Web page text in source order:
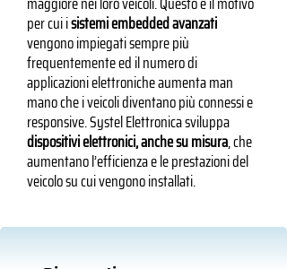
per cui isistemi embedded avanzati
vengono impiegati sempre più
frequentemente ed il numero di
applicazioni elettroniche aumenta man
mano che i veicoli diventano più connessi e
responsive. Systel Elettronica sviluppa
dispositivi elettronici, anche su misura, che
aumentano l’efficienza e le prestazioni del
veicolo su cui vengono installati.